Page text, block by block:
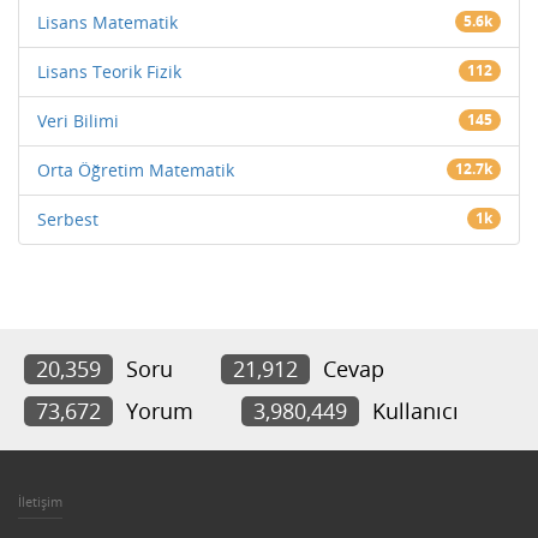
Lisans Matematik 5.6k
Lisans Teorik Fizik 112
Veri Bilimi 145
Orta Öğretim Matematik 12.7k
Serbest 1k
20,359 Soru 21,912
Cevap
73,672
Yorum 3,980,449 Kullanıcı
İletişim